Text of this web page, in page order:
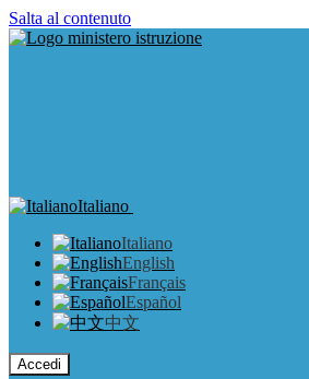
Salta al contenuto
Italiano
Italiano
English
Français
Español
中文
Accedi